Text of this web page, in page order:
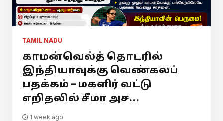
TAMIL NADU
காமன்வெல்த் தொடரில்
இந்தியாவுக்கு வெண்கலப்
பதக்கம் – மகளிர் வட்டு
எறிதலில் சீமா அச...
1 week ago